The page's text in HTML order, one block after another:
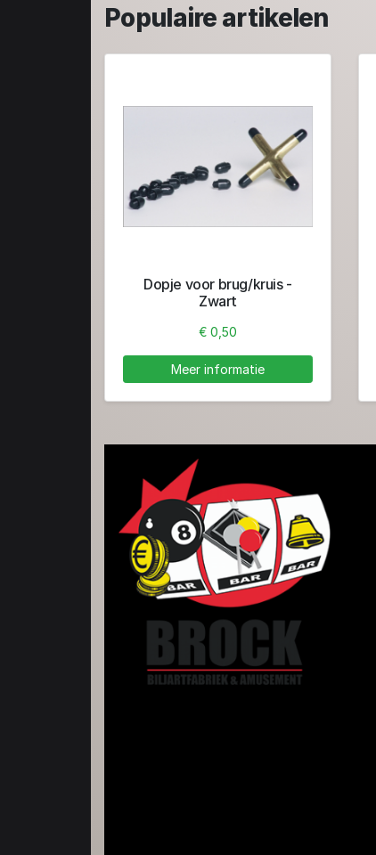
Populaire artikelen
Dopje voor brug/kruis -
Zwart
€ 0,50
Meer informatie